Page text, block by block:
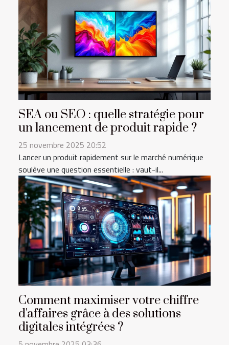
SEA ou SEO : quelle stratégie pour
un lancement de produit rapide ?
25 novembre 2025 20:52
Lancer un produit rapidement sur le marché numérique
soulève une question essentielle : vaut-il...
Comment maximiser votre chiffre
d'affaires grâce à des solutions
digitales intégrées ?